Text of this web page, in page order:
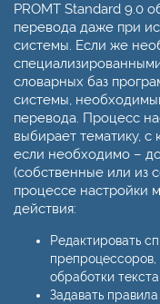
PROMT Standard 9.0
перевода даже при
системы. Если же
словарных баз
системы,
перевода. Процесс
выбирает тематику, с
если необходимо –
(собственные или из
процессе настройки
действия:
Редактировать
препроцессоров,
обработки
Задавать